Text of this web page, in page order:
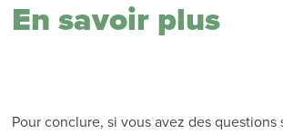
En savoir plus
Pour conclure, si vous avez des